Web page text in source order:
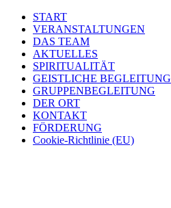
START
VERANSTALTUNGEN
DAS TEAM
AKTUELLES
SPIRITUALITÄT
GEISTLICHE BEGLEITUNG
GRUPPENBEGLEITUNG
DER ORT
KONTAKT
FÖRDERUNG
Cookie-Richtlinie (EU)